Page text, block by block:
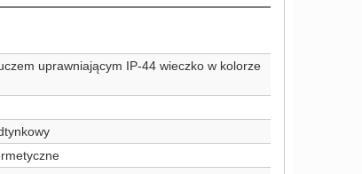
uprawniającym IP-44 wieczko w kolorze